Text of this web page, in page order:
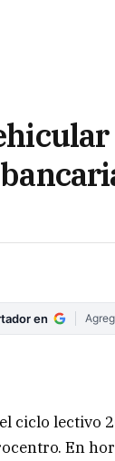
en
ciclo lectivo
En